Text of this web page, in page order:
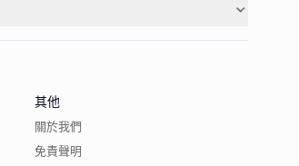
其他
關於我們
免責聲明